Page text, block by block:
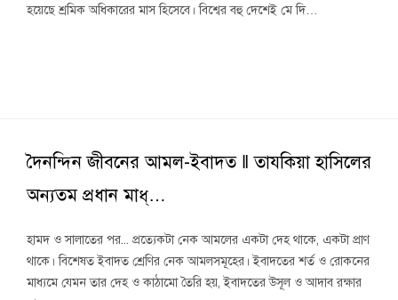
হয়েছে শ্রমিক অধিকারের মাস হিসেবে। বিশ্বের বহু দেশেই মে দি…
দৈনন্দিন জীবনের আমল-ইবাদত ‖ তাযকিয়া হাসিলের
অন্যতম প্রধান মাধ্…
হামদ ও সালাতের পর... প্রত্যেকটা নেক আমলের একটা দেহ থাকে, একটা প্রাণ
থাকে। বিশেষত ইবাদত শ্রেণির নেক আমলসমূহের। ইবাদতের শর্ত ও রোকনের
মাধ্যমে যেমন তার দেহ ও কাঠামো তৈরি হয়, ইবাদতের উসূল ও আদাব রক্ষার